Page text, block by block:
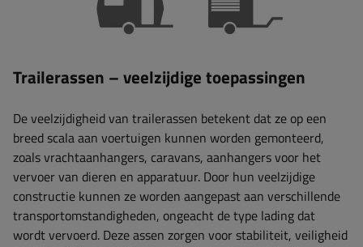
Trailerassen – veelzijdige toepassingen
De veelzijdigheid van trailerassen betekent dat ze op een
breed scala aan voertuigen kunnen worden gemonteerd,
zoals vrachtaanhangers, caravans, aanhangers voor het
vervoer van dieren en apparatuur. Door hun veelzijdige
constructie kunnen ze worden aangepast aan verschillende
transportomstandigheden, ongeacht de type lading dat
wordt vervoerd. Deze assen zorgen voor stabiliteit, veiligheid